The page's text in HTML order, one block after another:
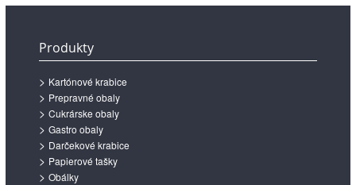
Produkty
Kartónové krabice
Prepravné obaly
Cukrárske obaly
Gastro obaly
Darčekové krabice
Papierové tašky
Obálky